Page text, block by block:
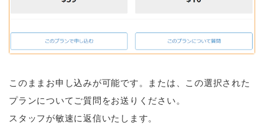
このままお申し込みが可能です。または、この選択された
プランについてご質問をお送りください。
スタッフが敏速に返信いたします。